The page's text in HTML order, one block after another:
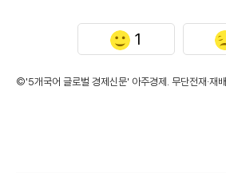
1
©'5개국어 글로벌 경제신문' 아주경제. 무단전재·재